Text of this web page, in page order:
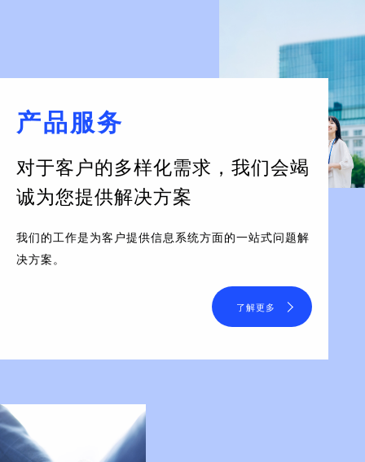
产品服务
对于客户的多样化需求， 我们会竭
诚为您提供解决方案
我们的工作是为客户提供信息系统方面的一站式问题解
决方案。
了解更多